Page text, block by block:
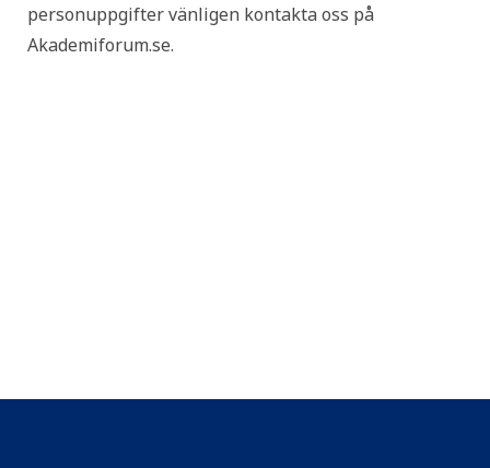
personuppgifter vänligen kontakta oss på
Akademiforum.se.